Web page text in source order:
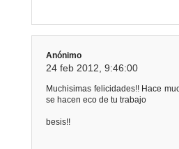
Anónimo
24 feb 2012, 9:46:00
Muchisimas felicidades!! Hace
se hacen eco de tu trabajo
besis!!